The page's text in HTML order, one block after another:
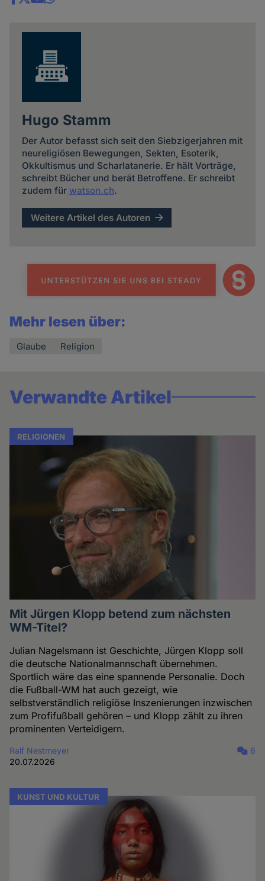
Share
Hugo Stamm
Der Autor befasst sich seit den Siebzigerjahren mit
neureligiösen Bewegungen, Sekten, Esoterik,
Okkultismus und Scharlatanerie. Er hält Vorträge,
schreibt Bücher und berät Betroffene. Er schreibt
zudem für watson.ch.
Weitere Artikel des Autoren
Mehr lesen über:
Glaube Religion
Verwandte Artikel
RELIGIONEN
Mit Jürgen Klopp betend zum nächsten
WM-Titel?
Julian Nagelsmann ist Geschichte, Jürgen Klopp soll
die deutsche Nationalmannschaft übernehmen.
Sportlich wäre das eine spannende Personalie. Doch
die Fußball-WM hat auch gezeigt, wie
selbstverständlich religiöse Inszenierungen inzwischen
zum Profifußball gehören – und Klopp zählt zu ihren
prominenten Verteidigern.
Ralf Nestmeyer
20.07.2026
6
KUNST UND KULTUR